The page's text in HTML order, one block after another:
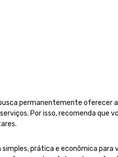
busca permanentemente oferecer
Por isso, recomenda que
simples, prática e econômica